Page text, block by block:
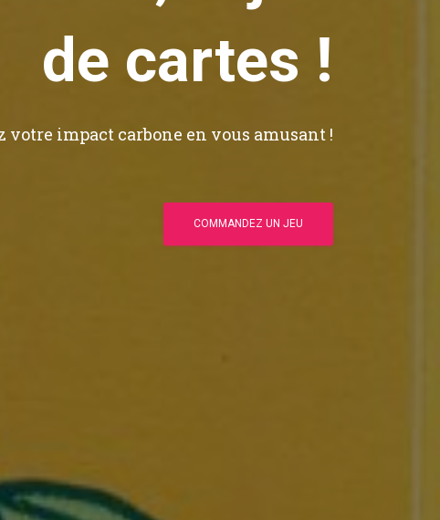
de cartes !
votre impact carbone en vous amusant !
COMMANDEZ UN JEU